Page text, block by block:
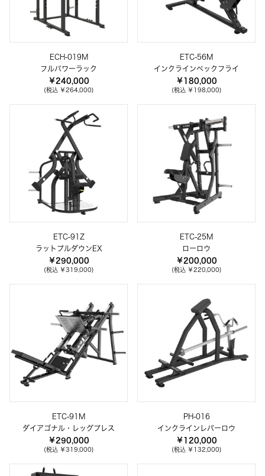
ECH-019M
フルパワーラック
￥240,000
(税込 ￥264,000)
ETC-56M
インクラインペックフライ
￥180,000
(税込 ￥198,000)
ETC-91Z
ラットプルダウンEX
￥290,000
(税込 ￥319,000)
ETC-25M
ローロウ
￥200,000
(税込 ￥220,000)
ETC-91M
ダイアゴナル・レッグプレス
￥290,000
(税込 ￥319,000)
PH-016
インクラインレバーロウ
￥120,000
(税込 ￥132,000)